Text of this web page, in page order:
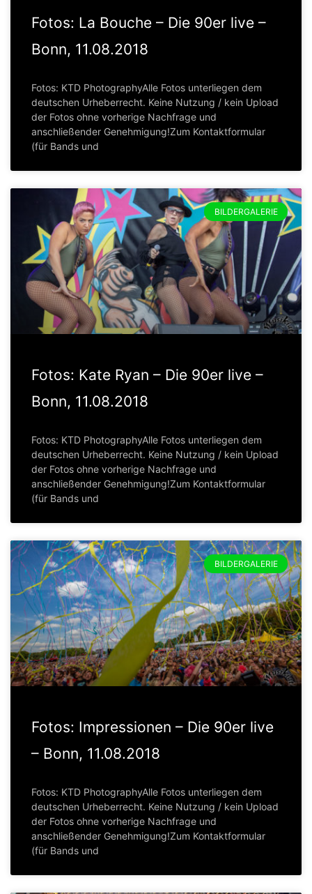
Fotos: La Bouche – Die 90er live –
Bonn, 11.08.2018
Fotos: KTD PhotographyAlle Fotos unterliegen dem
deutschen Urheberrecht. Keine Nutzung / kein Upload
der Fotos ohne vorherige Nachfrage und
anschließender Genehmigung!Zum Kontaktformular
(für Bands und
BILDERGALERIE
Fotos: Kate Ryan – Die 90er live –
Bonn, 11.08.2018
Fotos: KTD PhotographyAlle Fotos unterliegen dem
deutschen Urheberrecht. Keine Nutzung / kein Upload
der Fotos ohne vorherige Nachfrage und
anschließender Genehmigung!Zum Kontaktformular
(für Bands und
BILDERGALERIE
Fotos: Impressionen – Die 90er live
– Bonn, 11.08.2018
Fotos: KTD PhotographyAlle Fotos unterliegen dem
deutschen Urheberrecht. Keine Nutzung / kein Upload
der Fotos ohne vorherige Nachfrage und
anschließender Genehmigung!Zum Kontaktformular
(für Bands und